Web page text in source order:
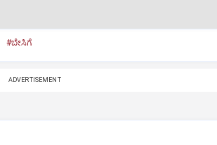
#ಬೇಸಿಗೆ
ADVERTISEMENT